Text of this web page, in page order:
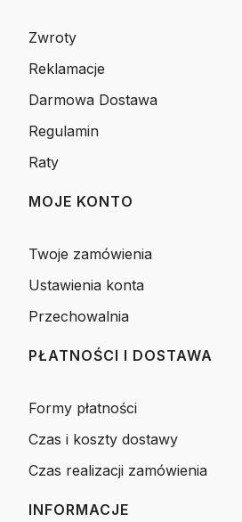
Zwroty
Reklamacje
Darmowa Dostawa
Regulamin
Raty
MOJE KONTO
Twoje zamówienia
Ustawienia konta
Przechowalnia
PŁATNOŚCI I DOSTAWA
Formy płatności
Czas i koszty dostawy
Czas realizacji zamówienia
INFORMACJE